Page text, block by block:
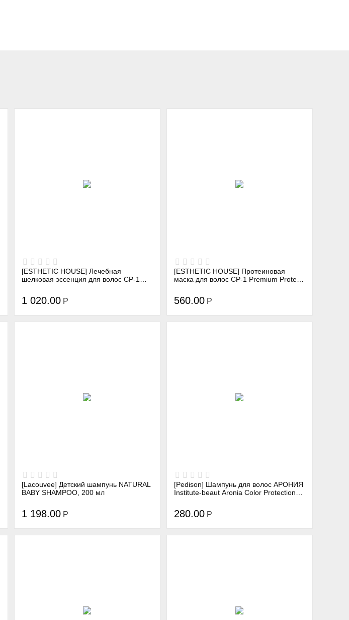
[ESTHETIC HOUSE] Лечебная
шелковая эссенция для волос CP-1
1 020.00 Р
[ESTHETIC HOUSE] Протеиновая
маска для волос CP-1 Premium Protein
560.00 Р
[Lacouvee] Детский шампунь NATURAL
BABY SHAMPOO, 200 мл
1 198.00 Р
[Pedison] Шампунь для волос АРОНИЯ
Institute-beaut Aronia Color Protection
280.00 Р